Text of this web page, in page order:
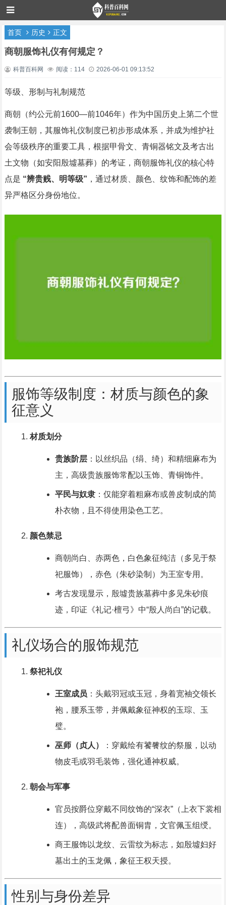
首页 历史 正文
商朝服饰礼仪有何规定？
科普百科网 阅读：114 2026-06-01 09:13:52
等级、形制与礼制规范
商朝（约公元前1600—前1046年）作为中国历史上第二个世
袭制王朝，其服饰礼仪制度已初步形成体系，并成为维护社
会等级秩序的重要工具，根据甲骨文、青铜器铭文及考古出
土文物（如安阳殷墟墓葬）的考证，商朝服饰礼仪的核心特
点是 “辨贵贱、明等级” ，通过材质、颜色、纹饰和配饰的差
异严格区分身份地位。
服饰等级制度：材质与颜色的象
征意义
材质划分
贵族阶层：以丝织品（绢、绮）和精细麻布为
主，高级贵族服饰常配以玉饰、青铜饰件。
平民与奴隶：仅能穿着粗麻布或兽皮制成的简
朴衣物，且不得使用染色工艺。
颜色禁忌
商朝尚白、赤两色，白色象征纯洁（多见于祭
祀服饰），赤色（朱砂染制）为王室专用。
考古发现显示，殷墟贵族墓葬中多见朱砂痕
迹，印证《礼记·檀弓》中“殷人尚白”的记载。
礼仪场合的服饰规范
祭祀礼仪
王室成员 ：头戴羽冠或玉冠，身着宽袖交领长
袍，腰系玉带，并佩戴象征神权的玉琮、玉
璧。
巫师（贞人）
：穿戴绘有饕餮纹的祭服，以动
物皮毛或羽毛装饰，强化通神权威。
朝会与军事
官员按爵位穿戴不同纹饰的“深衣”（上衣下裳相
连），高级武将配兽面铜胄，文官佩玉组绶。
商王服饰以龙纹、云雷纹为标志，如殷墟妇好
墓出土的玉龙佩，象征王权天授。
性别与身份差异